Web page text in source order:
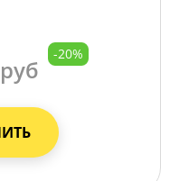
руб
-20%